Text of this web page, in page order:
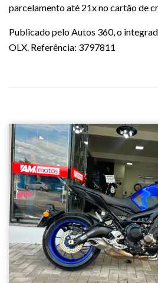
parcelamento até 21x no cartão de
Publicado pelo Autos 360, o
OLX. Referência: 3797811